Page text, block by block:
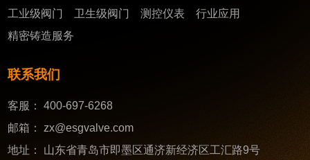
工业级阀门 卫生级阀门 测控仪表
行业应用
精密铸造服务
联系我们
客服：
400-697-6268
邮箱：
zx@esgvalve.com
地址：
山东省青岛市即墨区通济新经济区工汇路9号